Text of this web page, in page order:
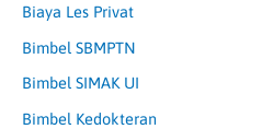
Biaya Les Privat
Bimbel SBMPTN
Bimbel SIMAK UI
Bimbel Kedokteran